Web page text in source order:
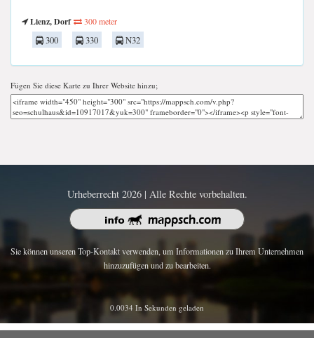
Lienz, Dorf 300 meter
300 330 N32
Fügen Sie diese Karte zu Ihrer Website hinzu;
Urheberrecht 2026 | Alle Rechte vorbehalten.
Sie können unseren Top-Kontakt verwenden, um Informationen zu Ihrem Unternehmen
hinzuzufügen und zu bearbeiten.
0.0034 In Sekunden geladen